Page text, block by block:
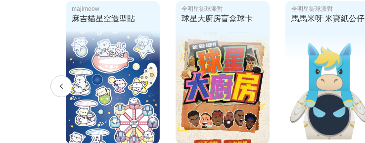
全明星街球派對
球星大廚房盲盒球卡
全明星街球派對
馬馬米呀 米寶紙公仔
majimeow
麻吉貓星空造型貼